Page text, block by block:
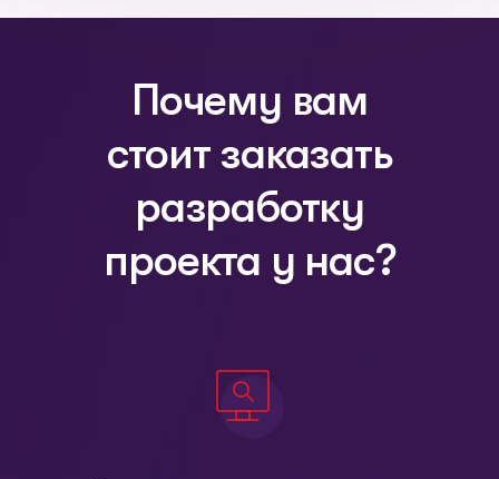
Почему вам
стоит заказать
разработку
проекта у нас?